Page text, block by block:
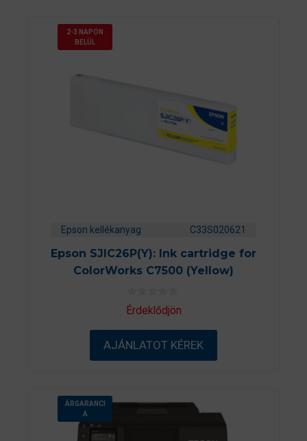
2-3 NAPON
BELÜL
Epson kellékanyag C33S020621
Epson SJIC26P(Y): Ink cartridge for
ColorWorks C7500 (Yellow)
0
a
-
ő
Érdeklődjön
AJÁNLATOT KÉREK
ÁRGARANCI
A